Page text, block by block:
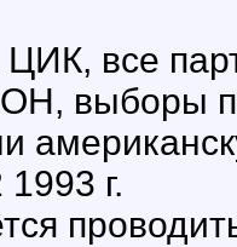
все
выборы
г.